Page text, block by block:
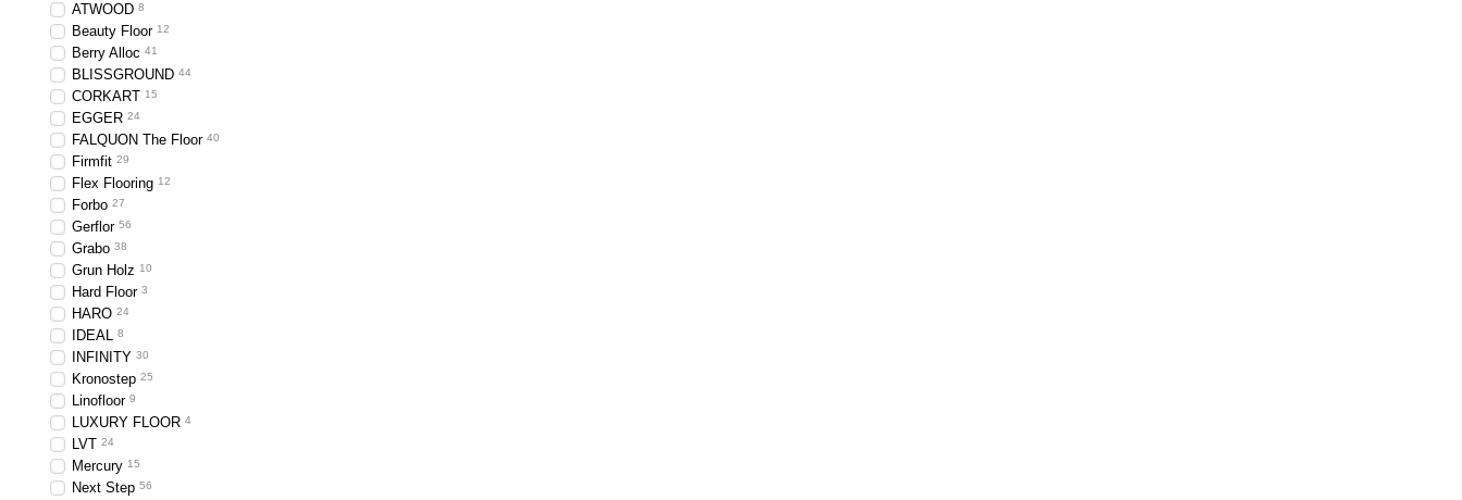
ATWOOD 8
Beauty Floor 12
Berry Alloc 41
BLISSGROUND 44
CORKART 15
EGGER 24
FALQUON The Floor 40
Firmfit 29
Flex Flooring 12
Forbo 27
Gerflor 56
Grabo 38
Grun Holz 10
Hard Floor 3
HARO 24
IDEAL 8
INFINITY 30
Kronostep 25
Linofloor 9
LUXURY FLOOR 4
LVT 24
Mercury 15
Next Step 56